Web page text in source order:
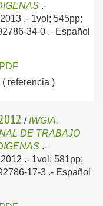
.-
.- 1vol; 545pp;
34-0 .- Español
referencia )
/ IWGIA.
DE TRABAJO
.-
.- 1vol; 581pp;
17-3 .- Español